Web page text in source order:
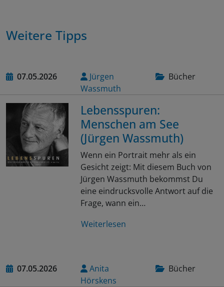
Weitere Tipps
07.05.2026
Jürgen
Wassmuth
Bücher
Lebensspuren:
Menschen am See
(Jürgen Wassmuth)
Wenn ein Portrait mehr als ein
Gesicht zeigt: Mit diesem Buch von
Jürgen Wassmuth bekommst Du
eine eindrucksvolle Antwort auf die
Frage, wann ein…
Weiterlesen
07.05.2026
Anita
Hörskens
Bücher